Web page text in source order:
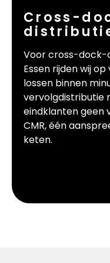
Cross-
Voor cross-dock-
Essen rijden wij
lossen binnen
vervolgdistributie
eindklanten geen
CMR, één
keten.